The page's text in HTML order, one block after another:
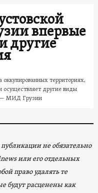
впервые
другие
территориях,
осуществляет другие виды
— МИД Грузии
не обязательно
или его отдельных
право удалять те
будут расценены как